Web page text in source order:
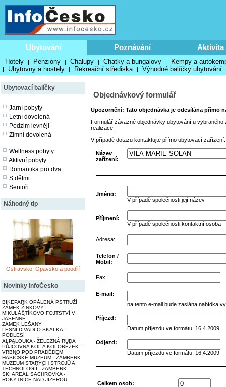
Ubytování Poznávání Aktivita
Hotely | Penziony | Chalupy | Chatky a bungalovy | Kempy a
| Ubytovny a hostely | Rekreační střediska | Výhodné balíčky ubytování
Ubytovací balíčky
Jarní pobyty
Letní dovolená
Podzim levněji
Zimní dovolená
Wellness pobyty
Aktivní pobyty
Romantika pro dva
S dětmi
Senioři
Náhodný tip
Ostravsko, Opavsko a poodří
Novinky InfoČesko
BIKEPARK OPÁLENÁ PSTRUŽÍ
ZÁMEK ŽINKOVY
MIKULÁŠTÍKOVO FOJTSTVÍ V
JASENNÉ
ZÁMEK LEŠANY
LESNÍ DIVADLO SKALKA -
PODLESÍ
ALPALOUKA - ŽELEZNÁ RUDA
PŮJČOVNA KOL A KOLOBĚŽEK -
VRBNO POD PRADĚDEM
HASIČSKÉ MUZEUM - ŽAMBERK
MUZEUM STARÝCH STROJŮ A
TECHNOLOGIÍ - ŽAMBERK
SKI AREÁL SACHROVKA -
ROKYTNICE NAD JIZEROU
Objednávkový formulář
Upozornění: Tato objednávka je odesílána přímo
Formulář závazné objednávky ubytování u
realizace.
V případě dotazu kontaktujte přímo ubytovací zařízení.
Název
zařízení:
Jméno:
V případě společnosti její název
Příjmení:
V případě společnosti kontaktní osoba
Adresa:
Telefon /
Mobil:
Fax:
E-mail:
na tento e-mail bude zaslána nabídka
Příjezd:
Datum příjezdu ve formátu: 16.4.2009
Odjezd:
Datum příjezdu ve formátu: 16.4.2009
Celkem osob: